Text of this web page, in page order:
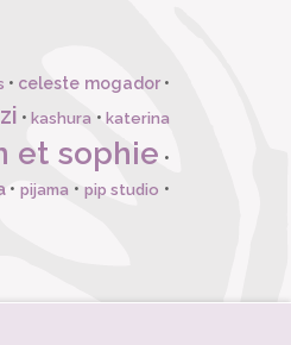
• celeste mogador•
•kashura •katerina
et sophie •
•pijama • pip studio •